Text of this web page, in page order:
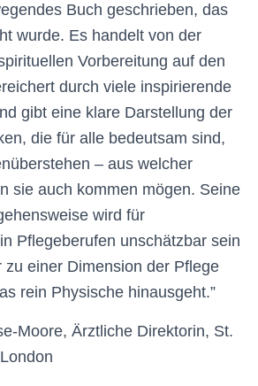
Buch geschrieben, das
wurde. Es handelt von der
Vorbereitung auf den
durch viele inspirierende
gibt eine klare Darstellung der
die für alle bedeutsam sind,
– aus welcher
sie auch kommen mögen. Seine
wird für
Pflegeberufen unschätzbar sein
zu einer Dimension der Pflege
rein Physische hinausgeht.”
Moore, Ärztliche Direktorin, St.